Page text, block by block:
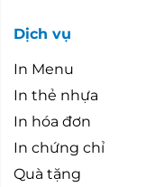
Dịch vụ
In Menu
In thẻ nhựa
In hóa đơn
In chứng chỉ
Quà tặng